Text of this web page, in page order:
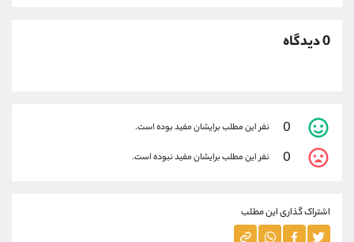
0 دیدگاه
0 نفر این مطلب برایشان مفید بوده است.
0 نفر این مطلب برایشان مفید نبوده است.
اشتراک گذاری این مطلب